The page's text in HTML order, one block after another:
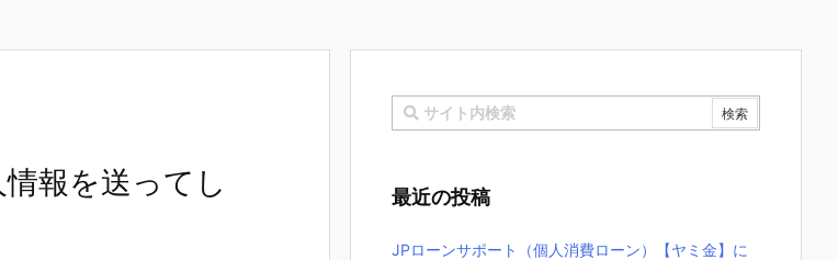
報を送ってし
最近の投稿
JPローンサポート（個人消費ローン）【ヤミ金】に